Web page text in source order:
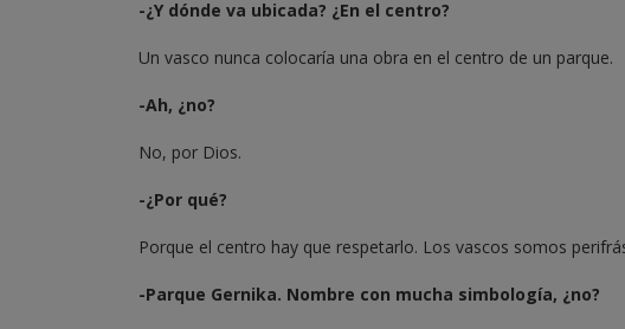
-¿Y dónde va ubicada? ¿En el centro?
Un vasco nunca colocaría una obra en el centro de un parque.
-Ah, ¿no?
No, por Dios.
-¿Por qué?
Porque el centro hay que respetarlo. Los vascos somos
-Parque Gernika. Nombre con mucha simbología, ¿no?